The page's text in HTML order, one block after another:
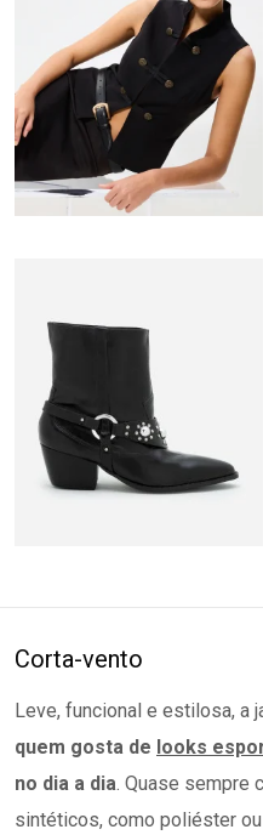
Corta-vento
Leve, funcional e estilosa, a
quem gosta de looks
no dia a dia . Quase
sintéticos, como poliéster